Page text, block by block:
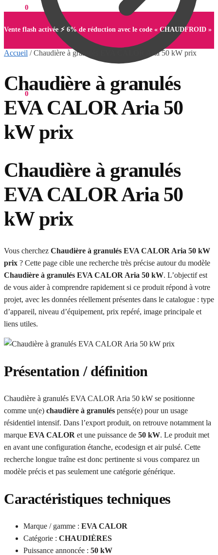
0
0
Vente flash activée ⚡ 6% de réduction avec le code « CHAUDFROID »
Accueil /Chaudière à granulés EVA CALOR Aria 50 kW prix
Chaudière à granulés
EVA CALOR Aria 50
kW prix
Chaudière à granulés
EVA CALOR Aria 50
kW prix
Vous cherchez Chaudière à granulés EVA CALOR Aria 50 kW
prix ? Cette page cible une recherche très précise autour du modèle
Chaudière à granulés EVA CALOR Aria 50 kW. L’objectif est
de vous aider à comprendre rapidement si ce produit répond à votre
projet, avec les données réellement présentes dans le catalogue : type
d’appareil, niveau d’équipement, prix repéré, image principale et
liens utiles.
Présentation / définition
Chaudière à granulés EVA CALOR Aria 50 kW se positionne
comme un(e) chaudière à granulés pensé(e) pour un usage
résidentiel intensif. Dans l’export produit, on retrouve notamment la
marque EVA CALOR et une puissance de 50 kW. Le produit met
en avant une configuration étanche, ecodesign et air pulsé. Cette
recherche longue traîne est donc pertinente si vous comparez un
modèle précis et pas seulement une catégorie générique.
Caractéristiques techniques
Marque / gamme : EVA CALOR
Catégorie : CHAUDIÈRES
Puissance annoncée : 50 kW